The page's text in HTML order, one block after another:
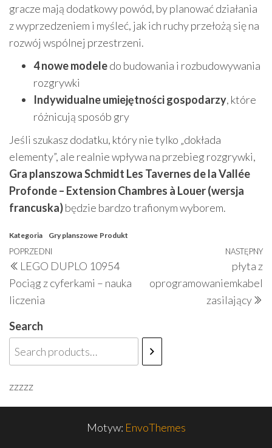
gracze mają dodatkowy powód, by planować działania
z wyprzedzeniem i myśleć, jak ich ruchy przełożą się na
rozwój wspólnej przestrzeni.
4 nowe modeledo budowania i rozbudowywania
rozgrywki
Indywidualne umiejętności gospodarzy, które
różnicują sposób gry
Jeśli szukasz dodatku, który nie tylko „dokłada
elementy”, ale realnie wpływa na przebieg rozgrywki,
Gra planszowa Schmidt Les Tavernes de la Vallée
Profonde – Extension Chambres à Louer (wersja
francuska)będzie bardzo trafionym wyborem.
Kategoria Gry planszowe Produkt
Nawigacja
wpisu
Poprzedni
wpis
POPRZEDNI
LEGO DUPLO 10954
Pociąg z cyferkami – nauka
liczenia
NASTĘPNY
płyta z
oprogramowaniemkabel
zasilający
Search
zzzzz
Motyw: EnvoThemes